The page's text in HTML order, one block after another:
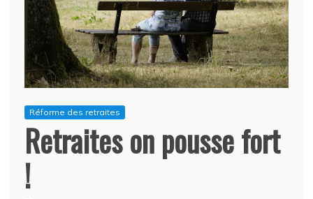
Réforme des retraites
Retraites on pousse fort
!